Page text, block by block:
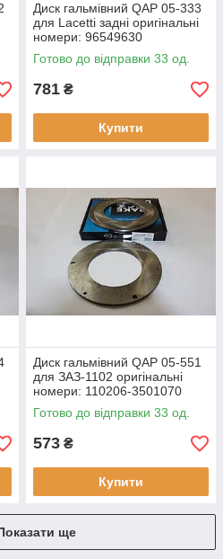
Диск гальмівний QAP 05-333
для Lacetti задні оригінальні
номери: 96549630
Готово до відправки 33 од.
781 ₴
Купити
Диск гальмівний QAP 05-551
для ЗАЗ-1102 оригінальні
номери: 110206-3501070
Готово до відправки 33 од.
573 ₴
Купити
ще